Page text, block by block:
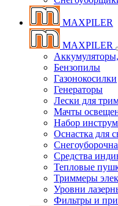
MAXPILER
MAXPILER
Бензопилы
Газонокосилки
Генераторы
Лески для
Мачты
Набор
Оснастка для
Средства
Тепловые
Триммеры
Уровни
Фильтры и